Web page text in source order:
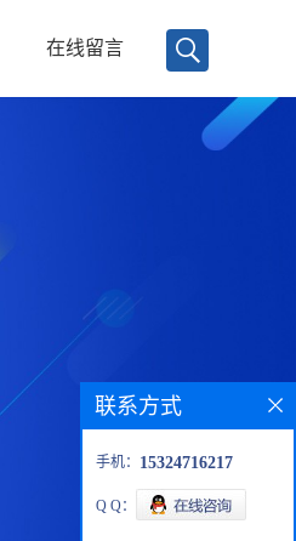
在线留言
联系方式
手机： 15324716217
Q Q：